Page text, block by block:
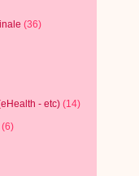
(36)
- etc) (14)
(6)